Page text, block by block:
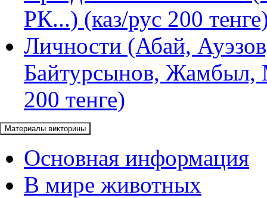
РК...) (каз/рус 200
Личности (Абай,
Байтурсынов, Жамбыл,
200 тенге)
Материалы викторины
Основная информация
В мире животных